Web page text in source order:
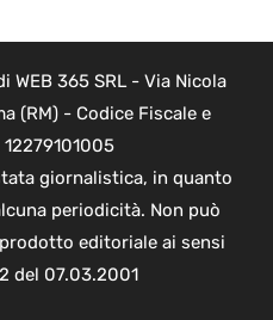
WEB 365 SRL - Via Nicola
(RM) - Codice Fiscale e
giornalistica, in quanto
periodicità. Non può
editoriale ai sensi
del 07.03.2001